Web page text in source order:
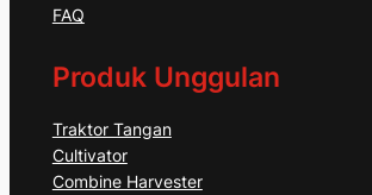
FAQ
Produk Unggulan
Traktor Tangan
Cultivator
Combine Harvester